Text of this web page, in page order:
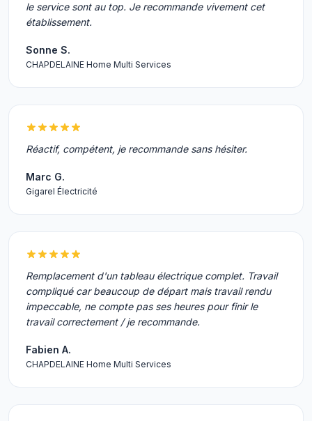
le service sont au top. Je recommande vivement cet
établissement.
Sonne S.
CHAPDELAINE Home Multi Services
Réactif, compétent, je recommande sans hésiter.
Marc G.
Gigarel Électricité
Remplacement d'un tableau électrique complet. Travail
compliqué car beaucoup de départ mais travail rendu
impeccable, ne compte pas ses heures pour finir le
travail correctement / je recommande.
Fabien A.
CHAPDELAINE Home Multi Services